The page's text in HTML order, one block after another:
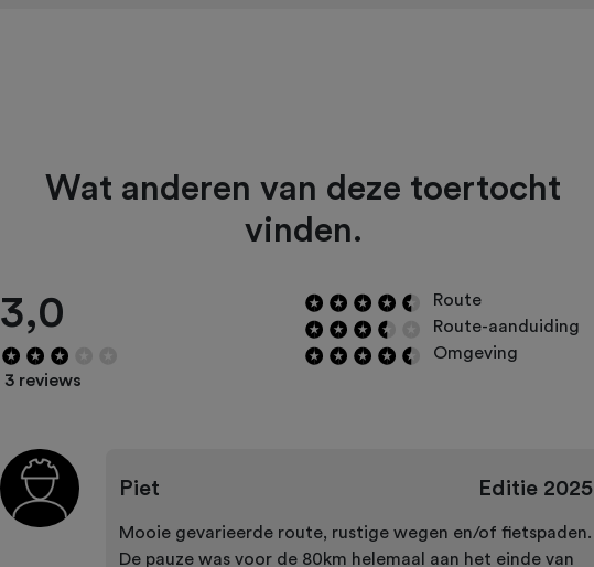
Wat anderen van deze toertocht
vinden.
3,0
3 reviews
Route
Route-aanduiding
Omgeving
Piet Editie2025
Mooie gevarieerde route, rustige wegen en/of fietspaden.
De pauze was voor de 80km helemaal aan het einde van